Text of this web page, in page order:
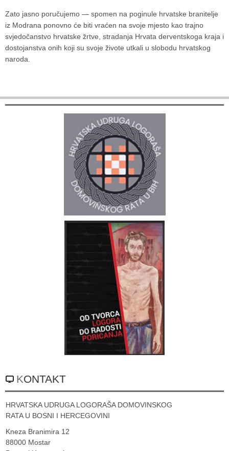
Zato jasno poručujemo — spomen na poginule hrvatske branitelje
iz Modrana ponovno će biti vraćen na svoje mjesto kao trajno
svjedočanstvo hrvatske žrtve, stradanja Hrvata derventskoga kraja i
dostojanstva onih koji su svoje živote utkali u slobodu hrvatskog
naroda.
KONTAKT
HRVATSKA UDRUGA LOGORAŠA DOMOVINSKOG
RATA U BOSNI I HERCEGOVINI
Kneza Branimira 12
88000 Mostar